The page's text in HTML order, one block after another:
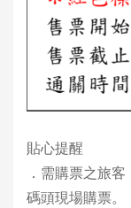
貼心提醒
．需購票之旅
碼頭現場購票。